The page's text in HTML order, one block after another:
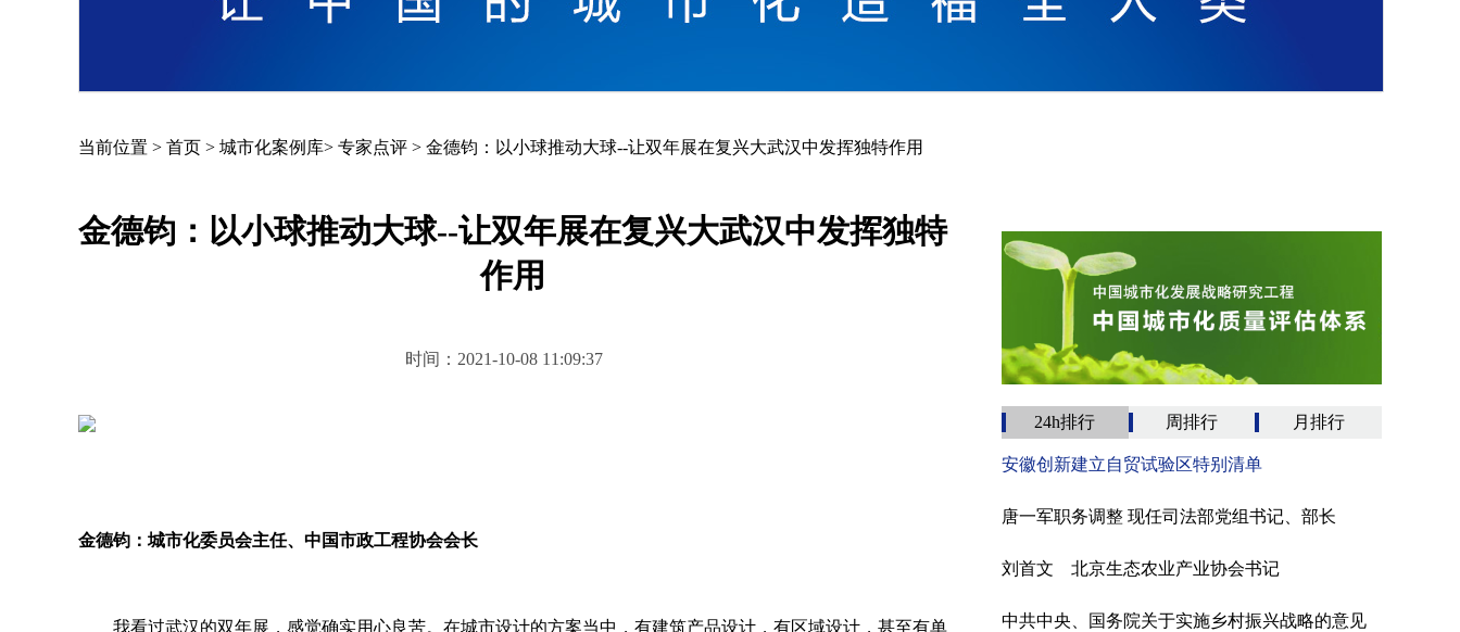
当前位置 > 首页 > 城市化案例库> 专家点评 > 金德钧：以小球推动大球--让双年展在复兴大武汉中发挥独特作用
金德钧：以小球推动大球--让双年展在复兴大武汉中发挥独特
作用
时间：2021-10-08 11:09:37
金德钧：城市化委员会主任、中国市政工程协会会长
我看过武汉的双年展，感觉确实用心良苦。在城市设计的方案当中，有建筑产品设计，有区域设计，甚至有单
24h排行 周排行 月排行
安徽创新建立自贸试验区特别清单
唐一军职务调整 现任司法部党组书记、部长
刘首文 北京生态农业产业协会书记
中共中央、国务院关于实施乡村振兴战略的意见